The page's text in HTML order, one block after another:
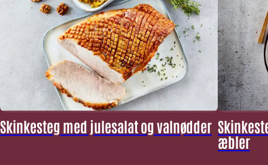
Skinkesteg med julesalat og valnødder
æbler